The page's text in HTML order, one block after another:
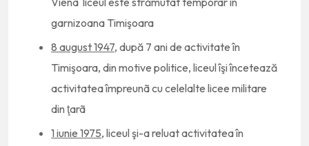
garnizoana Timişoara
8 august 1947, după 7 ani de activitate în
Timişoara, din motive politice, liceul îşi încetează
activitatea împreunã cu celelalte licee militare
din ţarã
1 iunie 1975, liceul şi-a reluat activitatea în